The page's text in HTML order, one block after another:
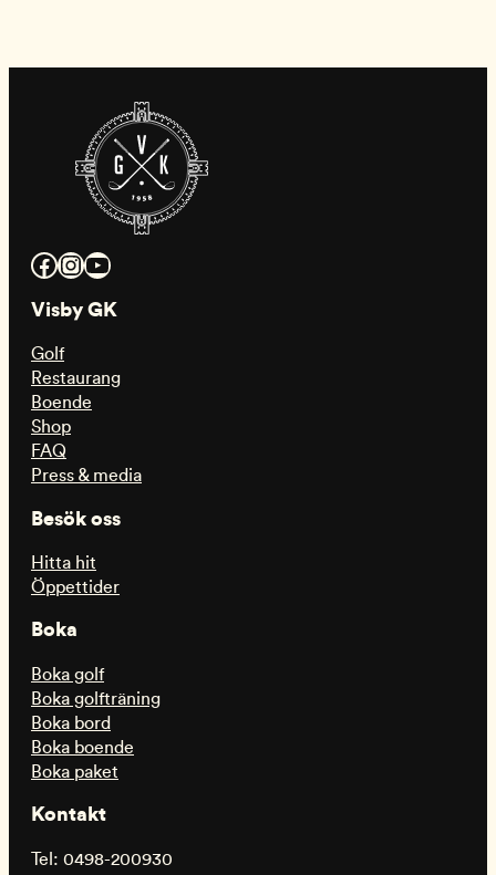
Facebook InstagramYouTube
Visby GK
Golf
Restaurang
Boende
Shop
FAQ
Press & media
Besök oss
Hitta hit
Öppettider
Boka
Boka golf
Boka golfträning
Boka bord
Boka boende
Boka paket
Kontakt
Tel: 0498-200930